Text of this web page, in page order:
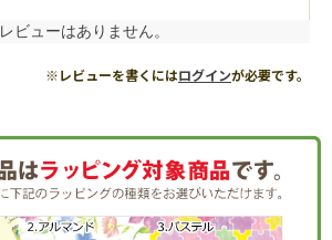
レビューはありません。
※レビューを書くにはログインが必要です。